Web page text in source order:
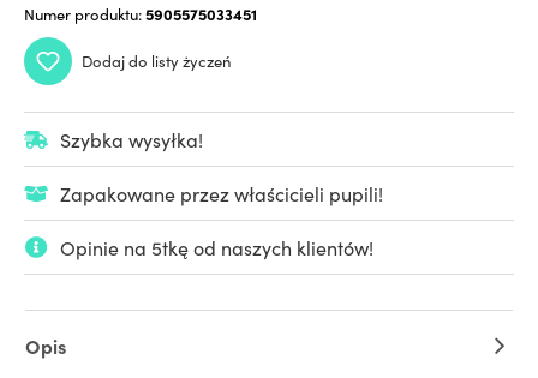
Numer produktu:5905575033451
Dodaj do listy życzeń
Szybka wysyłka!
Zapakowane przez właścicieli pupili!
Opinie na 5tkę od naszych klientów!
Opis